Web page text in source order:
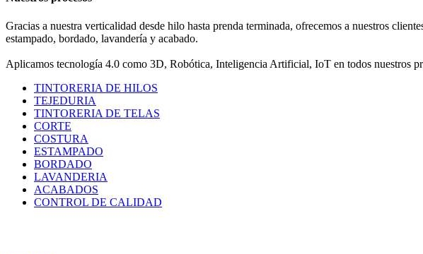
Gracias a nuestra verticalidad desde hilo hasta prenda terminada, ofrecemos a nuestros
estampado, bordado, lavandería y acabado.
Aplicamos tecnología 4.0 como 3D, Robótica, Inteligencia Artificial, IoT en todos nuestros
TINTORERIA DE HILOS
TEJEDURIA
TINTORERIA DE TELAS
CORTE
COSTURA
ESTAMPADO
BORDADO
LAVANDERIA
ACABADOS
CONTROL DE CALIDAD